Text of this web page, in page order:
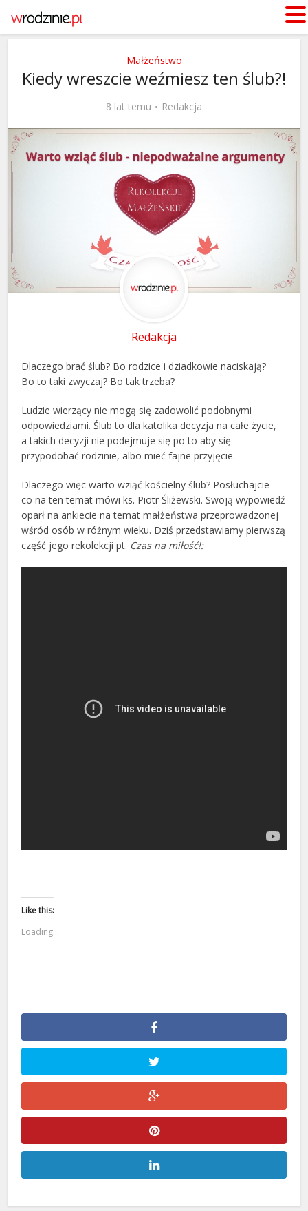
Małżeństwo
Kiedy wreszcie weźmiesz ten ślub?!
8 lat temu Redakcja
Redakcja
Dlaczego brać ślub? Bo rodzice i dziadkowie naciskają?
Bo to taki zwyczaj? Bo tak trzeba?
Ludzie wierzący nie mogą się zadowolić podobnymi
odpowiedziami. Ślub to dla katolika decyzja na całe życie,
a takich decyzji nie podejmuje się po to aby się
przypodobać rodzinie, albo mieć fajne przyjęcie.
Dlaczego więc warto wziąć kościelny ślub? Posłuchajcie
co na ten temat mówi ks. Piotr Śliżewski. Swoją wypowiedź
oparł na ankiecie na temat małżeństwa przeprowadzonej
wśród osób w różnym wieku. Dziś przedstawiamy pierwszą
część jego rekolekcji pt. Czas na miłość!:
Like this:
Loading...